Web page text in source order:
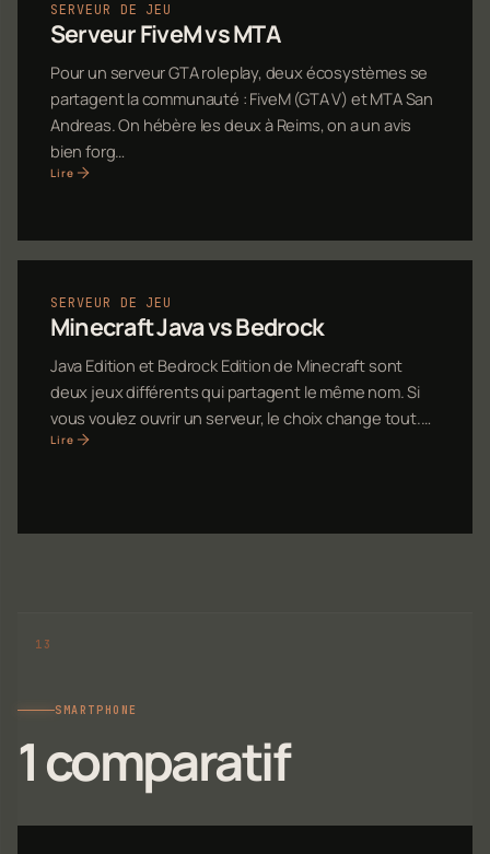
SERVEUR DE JEU
Serveur FiveM vs MTA
Pour un serveur GTA roleplay, deux écosystèmes se
partagent la communauté : FiveM (GTA V) et MTA San
Andreas. On hébère les deux à Reims, on a un avis
bien forg…
Lire
SERVEUR DE JEU
Minecraft Java vs Bedrock
Java Edition et Bedrock Edition de Minecraft sont
deux jeux différents qui partagent le même nom. Si
vous voulez ouvrir un serveur, le choix change tout.…
Lire
SMARTPHONE
1 comparatif